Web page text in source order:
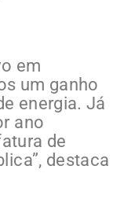
em
um ganho
energia. Já
ano
de
destaca